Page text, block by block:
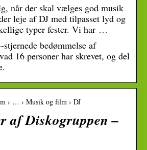
når der skal vælges god musik
leje af DJ med tilpasset lyd og
typer fester. Vi har …
bedømmelse af
16 personer har skrevet, og del
› … › Musik og film › DJ
af Diskogruppen –